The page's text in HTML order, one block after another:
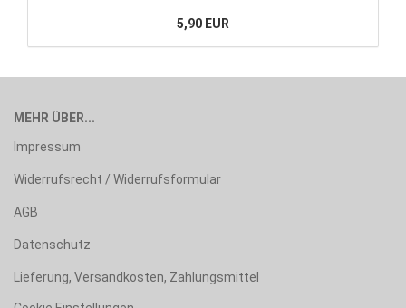
5,90 EUR
MEHR ÜBER...
Impressum
Widerrufsrecht / Widerrufsformular
AGB
Datenschutz
Lieferung, Versandkosten, Zahlungsmittel